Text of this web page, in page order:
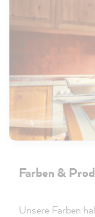
Farben &
Unsere Farben